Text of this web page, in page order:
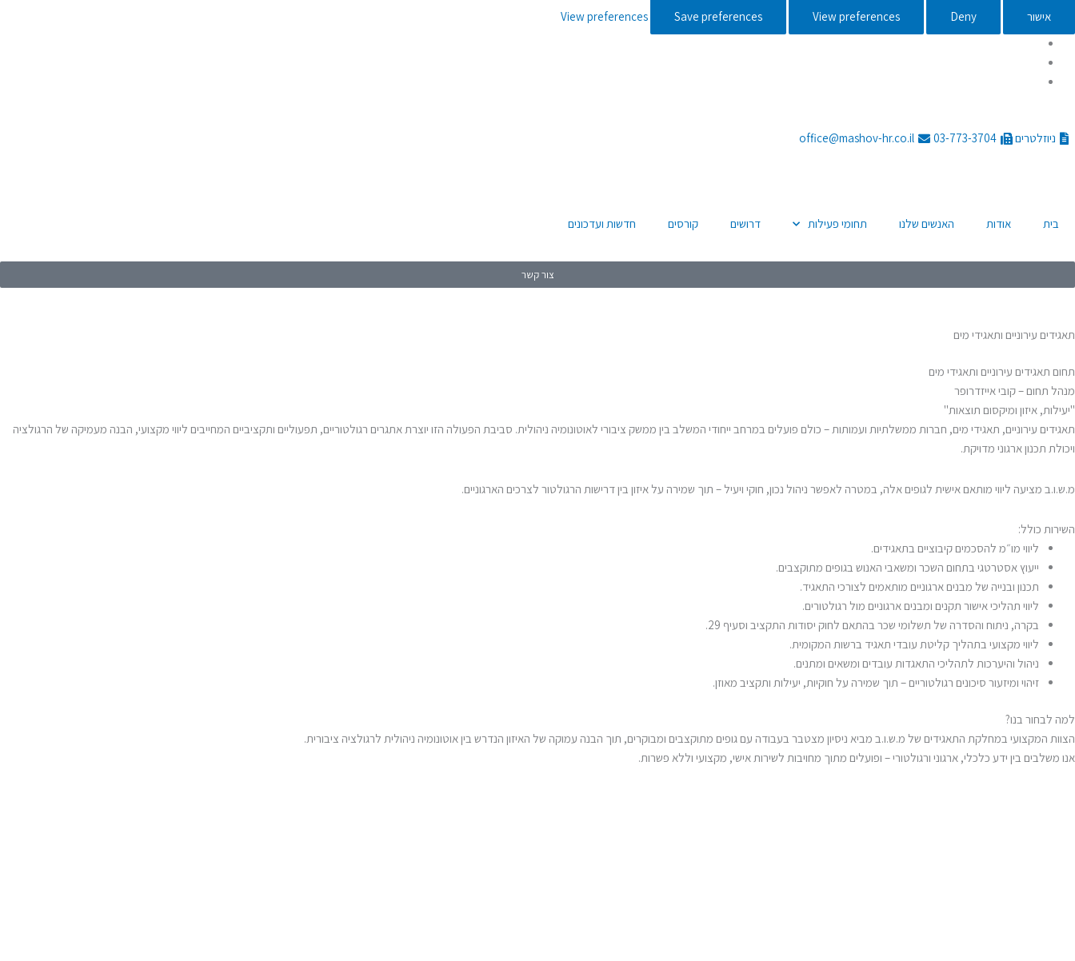
אישור Deny
View preferences
Save preferences
View preferences
ניוזלטרים 03-773-3704
office@mashov-hr.co.il
בית אודות האנשים שלנו תחומי פעילות דרושים קורסים חדשות ועדכונים
צור קשר
תאגידים עירוניים ותאגידי מים
תחום תאגידים עירוניים ותאגידי מים
מנהל תחום – קובי אייזדרופר
"יעילות, איזון ומיקסום תוצאות"
תאגידים עירוניים, תאגידי מים, חברות ממשלתיות ועמותות – כולם פועלים במרחב ייחודי המשלב בין ממשק ציבורי לאוטונומיה ניהולית. סביבת הפעולה הזו יוצרת אתגרים רגולטוריים, תפעוליים ותקציביים המחייבים ליווי מקצועי, הבנה מעמיקה של הרגולציה
ויכולת תכנון ארגוני מדויקת.
מ.ש.ו.ב מציעה ליווי מותאם אישית לגופים אלה, במטרה לאפשר ניהול נכון, חוקי ויעיל – תוך שמירה על איזון בין דרישות הרגולטור לצרכים הארגוניים.
השירות כולל:
ליווי מו״מ להסכמים קיבוציים בתאגידים.
ייעוץ אסטרטגי בתחום השכר ומשאבי האנוש בגופים מתוקצבים.
תכנון ובנייה של מבנים ארגוניים מותאמים לצורכי התאגיד.
ליווי תהליכי אישור תקנים ומבנים ארגוניים מול רגולטורים.
בקרה, ניתוח והסדרה של תשלומי שכר בהתאם לחוק יסודות התקציב וסעיף 29.
ליווי מקצועי בתהליך קליטת עובדי תאגיד ברשות המקומית.
ניהול והיערכות לתהליכי התאגדות עובדים ומשאים ומתנים.
זיהוי ומיזעור סיכונים רגולטוריים – תוך שמירה על חוקיות, יעילות ותקציב מאוזן.
למה לבחור בנו?
הצוות המקצועי במחלקת התאגידים של מ.ש.ו.ב מביא ניסיון מצטבר בעבודה עם גופים מתוקצבים ומבוקרים, תוך הבנה עמוקה של האיזון הנדרש בין אוטונומיה ניהולית לרגולציה ציבורית.
אנו משלבים בין ידע כלכלי, ארגוני ורגולטורי – ופועלים מתוך מחויבות לשירות אישי, מקצועי וללא פשרות.